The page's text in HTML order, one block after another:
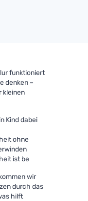
funktioniert
denken –
kleinen
Kind dabei
ohne
ist be
wir
durch das
hilft